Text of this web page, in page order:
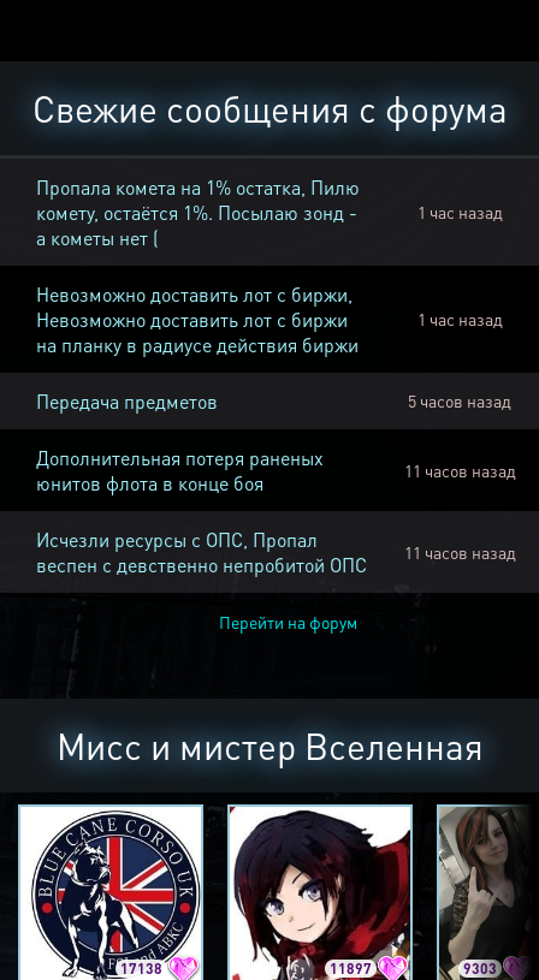
Свежие сообщения с форума
Пропала комета на 1% остатка, Пилю
комету, остаётся 1%. Посылаю зонд -
а кометы нет (
1 час назад
Невозможно доставить лот с биржи,
Невозможно доставить лот с биржи
на планку в радиусе действия биржи
1 час назад
Передача предметов 5 часов назад
Дополнительная потеря раненых
юнитов флота в конце боя
11 часов назад
Исчезли ресурсы с ОПС, Пропал
веспен с девственно непробитой ОПС
11 часов назад
Перейти на форум
Мисс и мистер Вселенная
17138 11897 9303